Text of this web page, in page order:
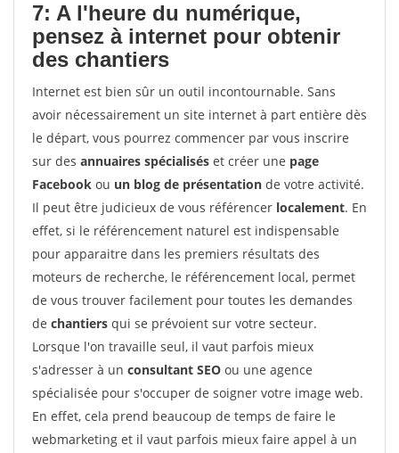
7: A l'heure du numérique,
pensez à internet pour obtenir
des chantiers
Internet est bien sûr un outil incontournable. Sans
avoir nécessairement un site internet à part entière dès
le départ, vous pourrez commencer par vous inscrire
sur des annuaires spécialisés et créer une page
Facebook ou un blog de présentation de votre activité.
Il peut être judicieux de vous référencer localement. En
effet, si le référencement naturel est indispensable
pour apparaitre dans les premiers résultats des
moteurs de recherche, le référencement local, permet
de vous trouver facilement pour toutes les demandes
de chantiers qui se prévoient sur votre secteur.
Lorsque l'on travaille seul, il vaut parfois mieux
s'adresser à un consultant SEO ou une agence
spécialisée pour s'occuper de soigner votre image web.
En effet, cela prend beaucoup de temps de faire le
webmarketing et il vaut parfois mieux faire appel à un